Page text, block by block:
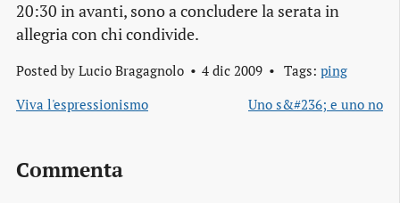
20:30 in avanti, sono a concludere la serata in
allegria con chi condivide.
Posted by Lucio Bragagnolo 4 dic 2009 Tags: ping
Viva l'espressionismo
Uno s&#236; e uno no
Commenta